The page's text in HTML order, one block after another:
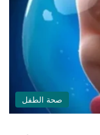
صحة الطفل